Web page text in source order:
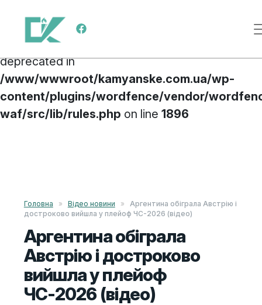
Deprecated
: preg_replace(): Passing null to
parameter #3 ($subject) of type array|string is
deprecated in
/www/wwwroot/kamyanske.com.ua/wp-
content/plugins/wordfence/vendor/
waf/src/lib/rules.php on line 1896
Main Navigation
Головна » Відео новини »
Аргентина обіграла Австрію і
достроково вийшла у плейоф ЧС-2026 (відео)
Аргентина обіграла
Австрію і достроково
вийшла у плейоф
ЧС-2026 (відео)